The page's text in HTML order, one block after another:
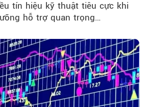
tín hiệu kỹ thuật tiêu cực khi
hỗ trợ quan trọng…